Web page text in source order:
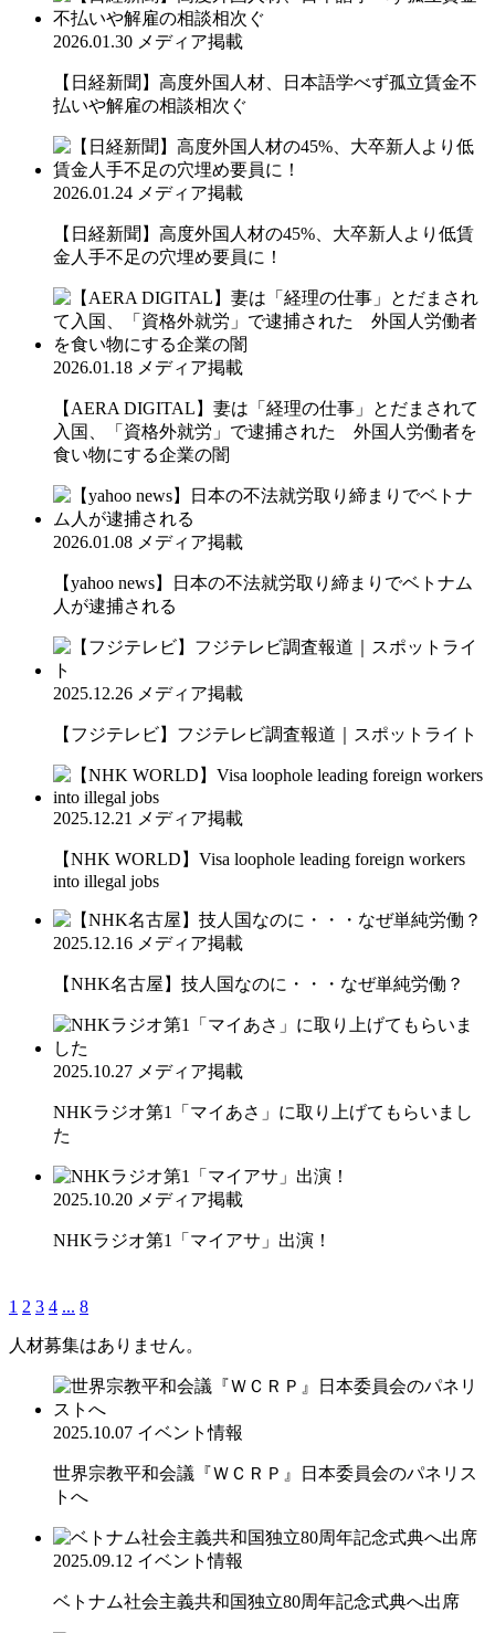
2026.01.30 メディア掲載
【日経新聞】高度外国人材、日本語学べず孤立賃金不
払いや解雇の相談相次ぐ
2026.01.24 メディア掲載
【日経新聞】高度外国人材の45%、大卒新人より低賃
金人手不足の穴埋め要員に！
2026.01.18 メディア掲載
【AERA DIGITAL】妻は「経理の仕事」とだまされて
入国、「資格外就労」で逮捕された 外国人労働者を
食い物にする企業の闇
2026.01.08 メディア掲載
【yahoo news】日本の不法就労取り締まりでベトナム
人が逮捕される
2025.12.26 メディア掲載
【フジテレビ】フジテレビ調査報道｜スポットライト
2025.12.21 メディア掲載
【NHK WORLD】Visa loophole leading foreign workers
into illegal jobs
2025.12.16 メディア掲載
【NHK名古屋】技人国なのに・・・なぜ単純労働？
2025.10.27 メディア掲載
NHKラジオ第1「マイあさ」に取り上げてもらいまし
た
2025.10.20 メディア掲載
NHKラジオ第1「マイアサ」出演！
1 2 3 4 ... 8
人材募集はありません。
2025.10.07 イベント情報
世界宗教平和会議『ＷＣＲＰ』日本委員会のパネリス
トへ
2025.09.12 イベント情報
ベトナム社会主義共和国独立80周年記念式典へ出席